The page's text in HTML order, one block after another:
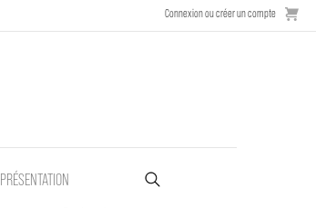
Connexion ou créer un compte
PRÉSENTATION